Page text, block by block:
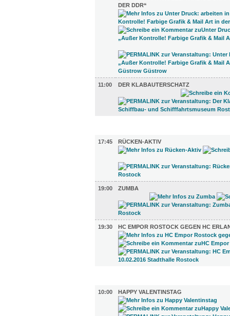
ER DDR“
11:00 DER KLABAUTERSCHATZ
17:45
RÜCKEN-AKTIV
19:00 ZUMBA
19:30 HC EMPOR ROSTOCK GEGEN HC
10:00
HAPPY VALENTINSTAG